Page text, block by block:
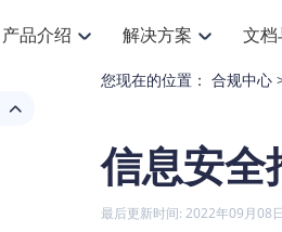
产品介绍
搜索定位
鸿蒙星河版定位SDK 鸿蒙星
导航
解决方案
提供LBS领域的Agent解决方案
提供智能守护与运动出行解决方案
网
智
优
出
文档
Web高级服务API
JS API
数据可视化
地图组件
产品定价
GeoHUB自定义地图
产品升
企业智图
云图市场
Android定位
您现在的位置： 合规中心
信息安全
最后更新时间: 2022年09月08